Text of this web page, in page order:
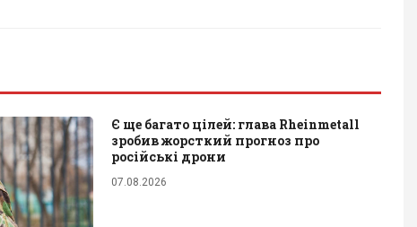
Є ще багато цілей: глава Rheinmetall
зробив жорсткий прогноз про
російські дрони
07.08.2026